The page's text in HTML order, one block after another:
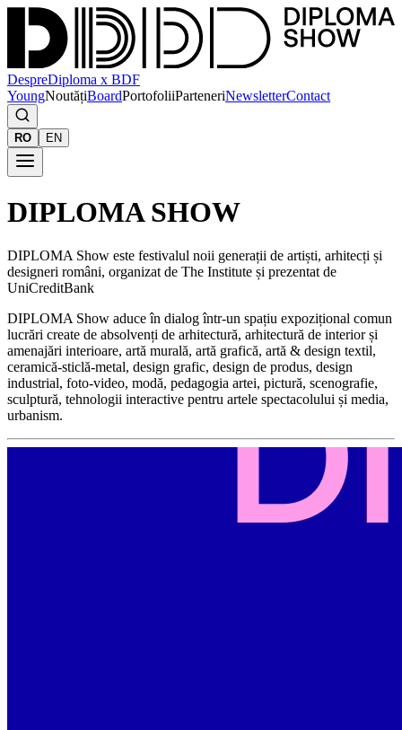
DespreDiploma x BDF
YoungNoutățiBoardPortofoliiParteneriNewsletterContact
RO EN
DIPLOMA SHOW
DIPLOMA Show este festivalul noii generații de artiști, arhitecți și
designeri români, organizat de The Institute și prezentat de
UniCreditBank
DIPLOMA Show aduce în dialog într-un spațiu expozițional comun
lucrări create de absolvenți de arhitectură, arhitectură de interior și
amenajări interioare, artă murală, artă grafică, artă & design textil,
ceramică-sticlă-metal, design grafic, design de produs, design
industrial, foto-video, modă, pedagogia artei, pictură, scenografie,
sculptură, tehnologii interactive pentru artele spectacolului și media,
urbanism.